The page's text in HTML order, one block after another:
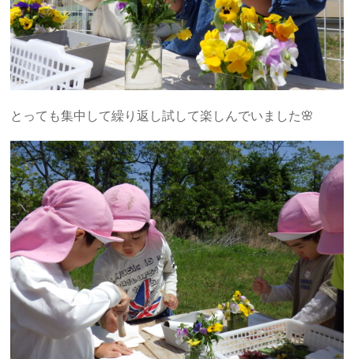
とっても集中して繰り返し試して楽しんでいました🌸